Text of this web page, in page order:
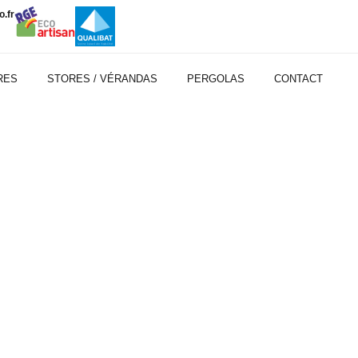
STORES / VÉRANDAS PERGOLAS CONTACT